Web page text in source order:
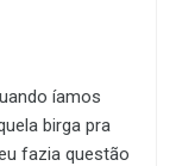
íamos
birga pra
fazia questão